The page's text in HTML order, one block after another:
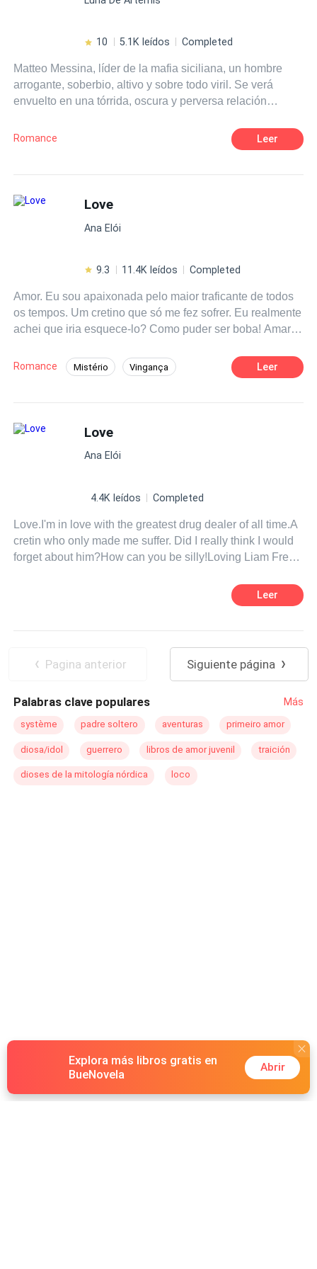
cambió mi mundo por completo. Segunda parte del libro
10 5.1K leídos Completed
Matteo Messina, líder de la mafia siciliana, un hombre
arrogante, soberbio, altivo y sobre todo viril. Se verá
envuelto en una tórrida, oscura y perversa relación
negros son el origen de una penetrante mirada que
congela la sangre en las venas; alto, fornido y
deseado: su libertad y el poder o la pasión y la lujuria que
no está dispuesta a ser la dulce flor de ningún hombre, se
reina de la Cosa Nostra ¿O Matteo sellará el destino de
Romance Leer
Love
Ana Elói
9.3 11.4K leídos Completed
Amor. Eu sou apaixonada pelo maior traficante de todos
os tempos. Um cretino que só me fez sofrer. Eu realmente
achei que iria esquece-lo? Como puder ser boba! Amar
Romance Mistério Vingança Leer
Love
Ana Elói
4.4K leídos Completed
Love.I'm in love with the greatest drug dealer of all time.A
cretin who only made me suffer. Did I really think I would
forget about him?How can you be silly!Loving Liam Frey
Leer
Pagina anterior Siguiente página
Palabras clave populares Más
système padre soltero aventuras primeiro amor
diosa/idol guerrero libros de amor juvenil traición
dioses de la mitología nórdica loco
Explora más libros gratis en
BueNovela
Abrir